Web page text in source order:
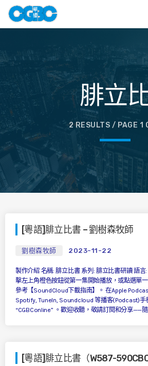
腓立
2 RESULTS / PAGE 1
[粵語]腓立比書 – 劉樹森牧師
劉樹森牧師 2023-11-22
製作介紹 名稱: 腓立比書 系列: 腓立比書研讀 語言
擊左上角橙色按鈕從第一集開始播放，或點選單
參考【SoundCloud下載指南】。 在Apple
Spotify, TuneIn, Soundcloud 等播客(Podcast)手
“CGBConline” 。歡迎收聽，敬請訂閱和分享——
[粵語]腓立比書（W587-